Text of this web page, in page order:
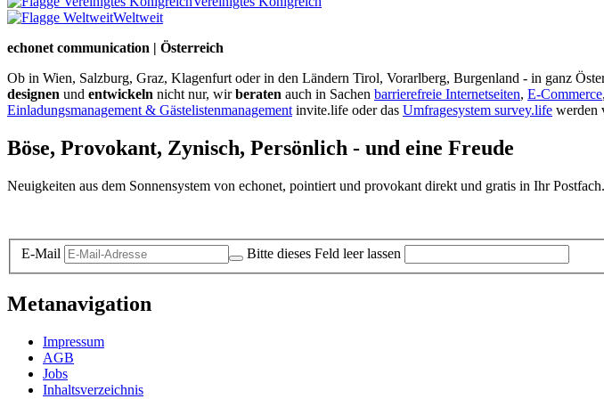
Weltweit
echonet communication | Österreich
Ob in Wien, Salzburg, Graz, Klagenfurt oder in den Ländern Tirol, Vorarlberg, Burgenland - in ganz
designen und entwickeln nicht nur, wirberaten auch in Sachen barrierefreie Internetseiten, E-Commerce,
Einladungsmanagement & Gästelistenmanagement invite.life oder das Umfragesystem survey.life werden
Böse, Provokant, Zynisch, Persönlich - und eine Freude
Neuigkeiten aus dem Sonnensystem von echonet, pointiert und provokant direkt und gratis in Ihr Postfach.
E-Mail Bitte dieses Feld leer lassen
Metanavigation
Impressum
AGB
Jobs
Inhaltsverzeichnis